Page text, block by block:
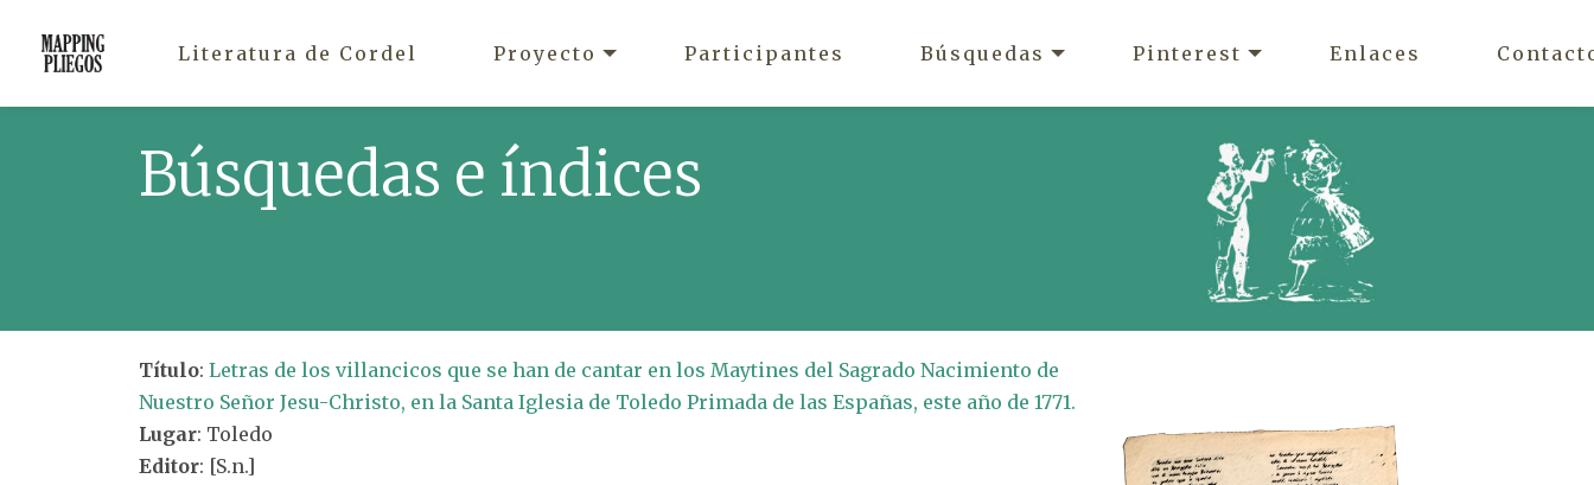
Literatura de Cordel Proyecto Participantes Búsquedas Pinterest Enlaces
Búsquedas e índices
Título: Letras de los villancicos que se han de cantar en los Maytines del Sagrado Nacimiento de
Nuestro Señor Jesu-Christo, en la Santa Iglesia de Toledo Primada de las Españas, este año de 1771.
Lugar: Toledo
Editor: [S.n.]